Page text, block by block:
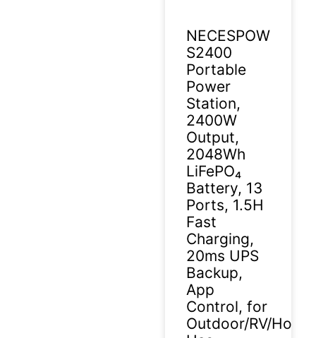
NECESPOW
S2400
Portable
Power
Station,
2400W
Output,
2048Wh
LiFePO₄
Battery, 13
Ports, 1.5H
Fast
Charging,
20ms UPS
Backup,
App
Control, for
Outdoor/RV/Home